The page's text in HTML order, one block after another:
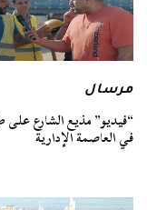
مرسال
“فيديو” مذيع الشارع على
في العاصمة الإدارية